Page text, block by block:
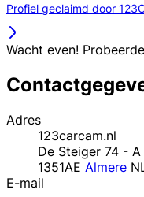
Profiel geclaimd door
Wacht even!
Adres
123carcam.nl
De Steiger 74 - A
1351AE Almere
E-mail